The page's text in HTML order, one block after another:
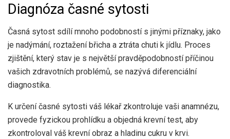
Diagnóza časné sytosti
Časná sytost sdílí mnoho podobností s jinými příznaky, jako
je nadýmání, roztažení břicha a ztráta chuti k jídlu. Proces
zjištění, který stav je s největší pravděpodobností příčinou
vašich zdravotních problémů, se nazývá diferenciální
diagnostika.
K určení časné sytosti váš lékař zkontroluje vaši anamnézu,
provede fyzickou prohlídku a objedná krevní test, aby
zkontroloval váš krevní obraz a hladinu cukru v krvi.